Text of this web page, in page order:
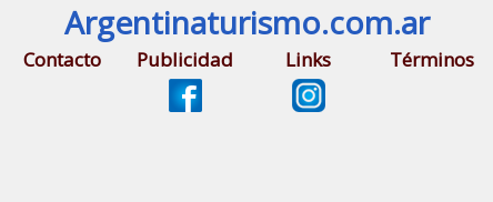
Argentinaturismo.com.ar
Contacto Publicidad Links Términos